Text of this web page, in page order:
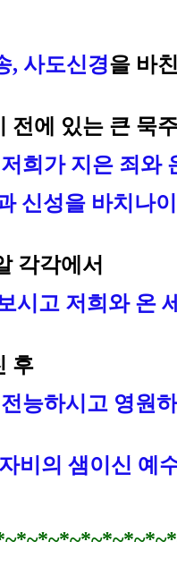
, 사도신경을 바
전에 있는 큰 묵
희가 지은 죄와
신성을 바치나
각각에서
시고 저희와 온
후
능하시고 영원
비의 샘이신 예